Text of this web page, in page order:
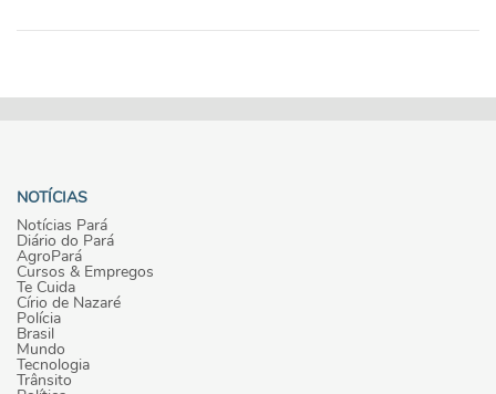
NOTÍCIAS
Notícias Pará
Diário do Pará
AgroPará
Cursos & Empregos
Te Cuida
Círio de Nazaré
Polícia
Brasil
Mundo
Tecnologia
Trânsito